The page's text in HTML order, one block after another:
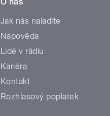
Jak nás naladíte
Nápověda
Lidé v rádiu
Kariéra
Kontakt
Rozhlasový poplatek